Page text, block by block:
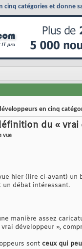
cinq catégories et donne
en cinq
du «
vue
hier (lire ci-avant) un
un débat intéressant.
manière assez
développeur »,
sont ceux qui